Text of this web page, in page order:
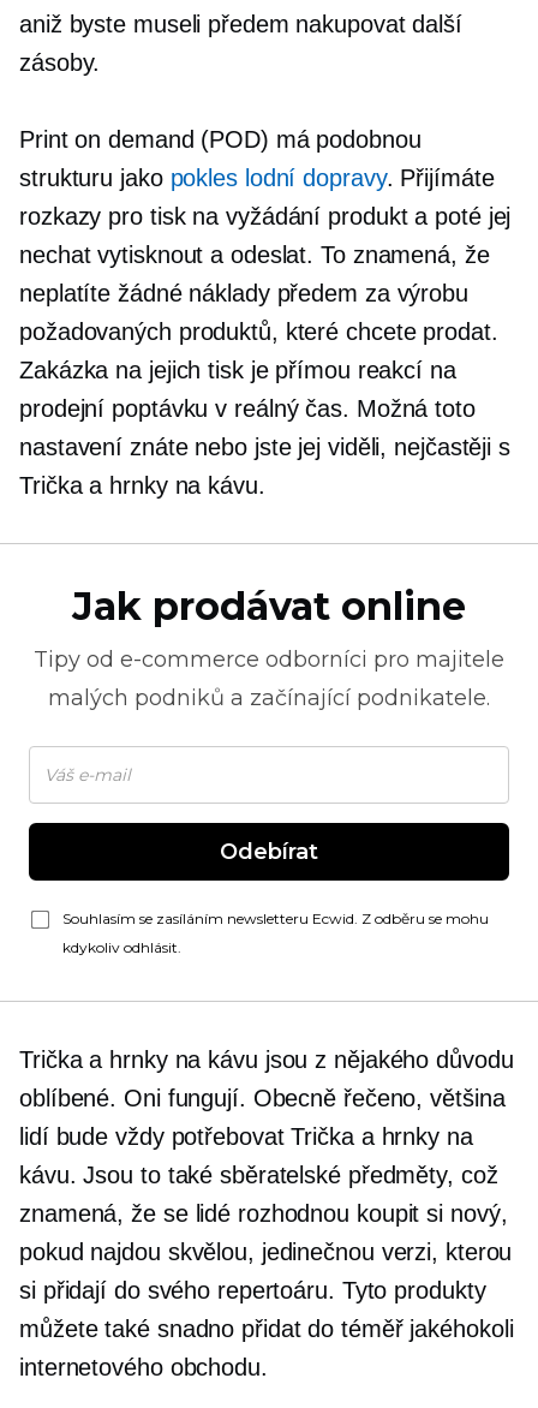
aniž byste museli předem nakupovat další
zásoby.
Print on demand (POD) má podobnou
strukturu jako pokles lodní dopravy. Přijímáte
rozkazy pro tisk na vyžádání produkt a poté jej
nechat vytisknout a odeslat. To znamená, že
neplatíte žádné náklady předem za výrobu
požadovaných produktů, které chcete prodat.
Zakázka na jejich tisk je přímou reakcí na
prodejní poptávku v reálný čas. Možná toto
nastavení znáte nebo jste jej viděli, nejčastěji s
Tričkaa hrnky na kávu.
Jak prodávat online
Tipy od e-commerce odborníci pro majitele
malých podniků a začínající podnikatele.
Odebírat
Souhlasím se zasíláním newsletteru Ecwid. Z odběru se mohu
kdykoliv odhlásit.
Tričkaa hrnky na kávu jsou z nějakého důvodu
oblíbené. Oni fungují. Obecně řečeno, většina
lidí bude vždy potřebovatTričkaa hrnky na
kávu. Jsou to také sběratelské předměty, což
znamená, že se lidé rozhodnou koupit si nový,
pokud najdou skvělou, jedinečnou verzi, kterou
si přidají do svého repertoáru. Tyto produkty
můžete také snadno přidat do téměř jakéhokoli
internetového obchodu.